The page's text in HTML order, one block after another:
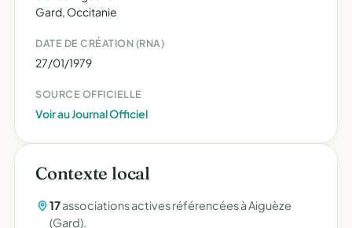
Gard, Occitanie
DATE DE CRÉATION (RNA)
27/01/1979
SOURCE OFFICIELLE
Voir au Journal Officiel
Contexte local
17associations actives référencées à Aiguèze
(Gard).